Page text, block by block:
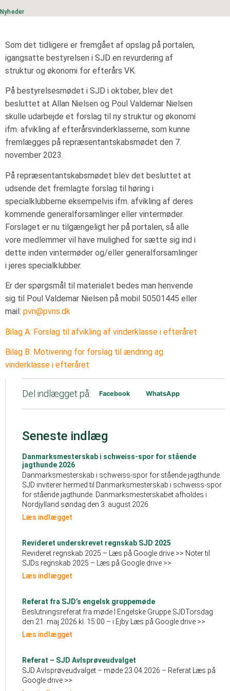
Nyheder
Del indlægget på: Facebook WhatsApp
Seneste indlæg
Danmarksmesterskab i schweiss-spor for stående
jagthunde 2026
Danmarksmesterskab i schweiss-spor for stående jagthunde.
SJD inviterer hermed til Danmarksmesterskab i schweiss-spor
for stående jagthunde. Danmarksmesterskabet afholdes i
Nordjylland søndag den 3. august 2026
Læs indlægget
Revideret underskrevet regnskab SJD 2025
Revideret regnskab 2025 – Læs på Google drive >> Noter til
SJDs regnskab 2025 – Læs på Google drive >>
Læs indlægget
Referat fra SJD’s engelsk gruppemøde
Beslutningsreferat fra møde I Engelske Gruppe SJDTorsdag
den 21. maj 2026 kl. 15:00 – i Ejby Læs på Google drive >>
Læs indlægget
Referat – SJD Avlsprøveudvalget
SJD Avlsprøveudvalget – møde 23.04.2026 – Referat Læs på
Google drive >>
Som det tidligere er fremgået af opslag på portalen,
igangsatte bestyrelsen i SJD en revurdering af
struktur og økonomi for efterårs VK.
På bestyrelsesmødet i SJD i oktober, blev det
besluttet at Allan Nielsen og Poul Valdemar Nielsen
skulle udarbejde et forslag til ny struktur og økonomi
ifm. afvikling af efterårsvinderklasserne, som kunne
fremlægges på repræsentantskabsmødet den 7.
november 2023.
På repræsentantskabsmødet blev det besluttet at
udsende det fremlagte forslag til høring i
specialklubberne eksempelvis ifm. afvikling af deres
kommende generalforsamlinger eller vintermøder.
Forslaget er nu tilgængeligt her på portalen, så alle
vore medlemmer vil have mulighed for sætte sig ind i
dette inden vintermøder og/eller generalforsamlinger
i jeres specialklubber.
Er der spørgsmål til materialet bedes man henvende
sig til Poul Valdemar Nielsen på mobil 50501445 eller
mail: pvn@pvns.dk
Bilag A: Forslag til afvikling af vinderklasse i efteråret
Bilag B: Motivering for forslag til ændring ag
vinderklasse i efteråret